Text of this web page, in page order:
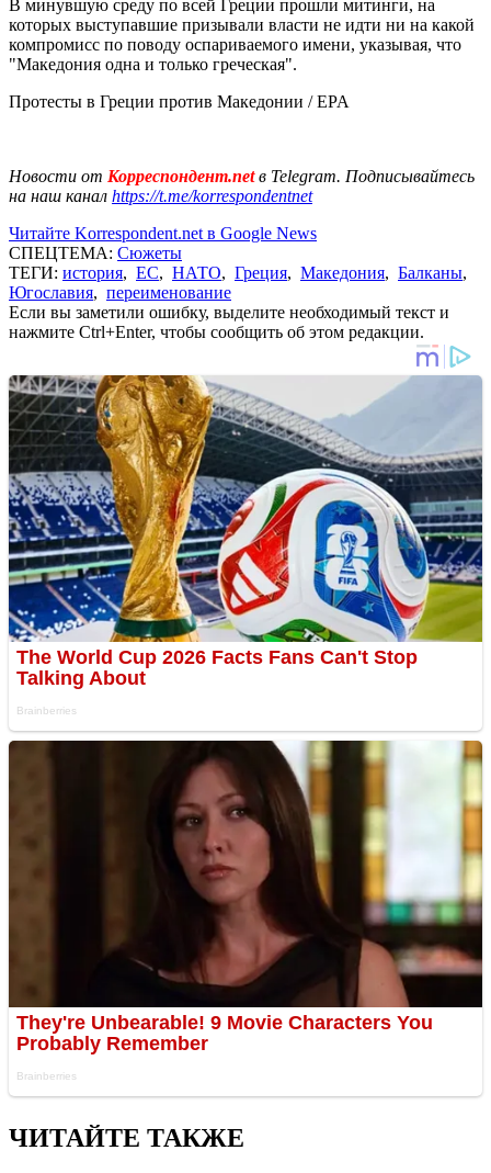
В минувшую среду по всей Греции прошли митинги, на
которых выступавшие призывали власти не идти ни на какой
компромисс по поводу оспариваемого имени, указывая, что
"Македония одна и только греческая".
Протесты в Греции против Македонии / EPA
Новости от Корреспондент.netв Telegram. Подписывайтесь
на наш канал https://t.me/korrespondentnet
Читайте Korrespondent.net в Google News
СПЕЦТЕМА: Сюжеты
ТЕГИ: история, ЕС, НАТО, Греция, Македония, Балканы,
Югославия, переименование
Если вы заметили ошибку, выделите необходимый текст и
нажмите Ctrl+Enter, чтобы сообщить об этом редакции.
ЧИТАЙТЕ ТАКЖЕ